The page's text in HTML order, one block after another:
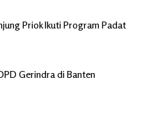
Priok Ikuti Program Padat
Gerindra di Banten